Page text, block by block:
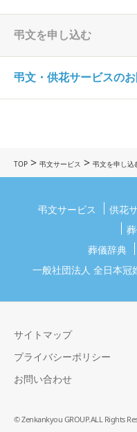
弔文を申し込む
弔文・供花サービスの
TOP > 弔文サービス > 弔文を申し込
弔文サービス 供花
葬儀辞典
一般社団法人 全日本冠
サイトマップ
プライバシーポリシー
お問い合わせ
© Zenkankyou GROUP.ALL Rights